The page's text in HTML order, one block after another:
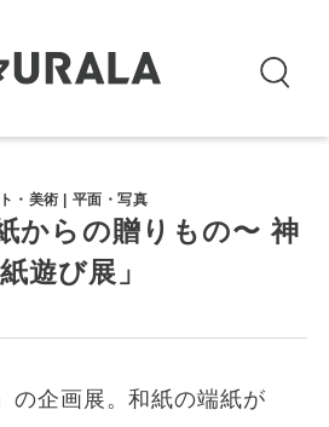
・美術 | 平面・写真
からの贈りもの〜 神
遊び展」
の企画展。和紙の端紙が